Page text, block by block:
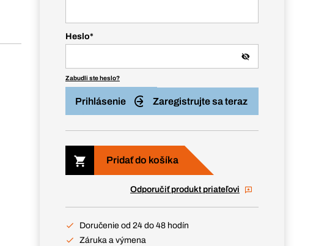
Heslo*
Zabudli ste heslo?
Prihlásenie Zaregistrujte sa teraz
Pridať do košíka
Odporučiť produkt priateľovi
Doručenie od 24 do 48 hodín
Záruka a výmena